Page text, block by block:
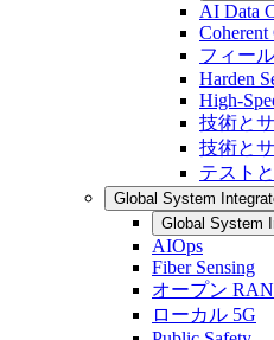
AI Data
Coherent
フィー
Harden
High-
技術と
技術と
テスト
Global System
Global System
AIOps
Fiber Sensing
オープン
ローカル 5G